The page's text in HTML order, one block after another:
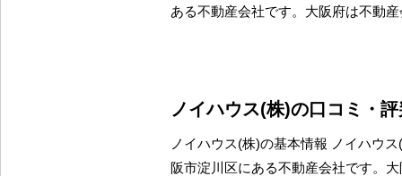
ある不動産会社です。大阪府は不動
ノイハウス(株)の口コミ・
ノイハウス(株)の基本情報 ノイハウ
阪市淀川区にある不動産会社です。